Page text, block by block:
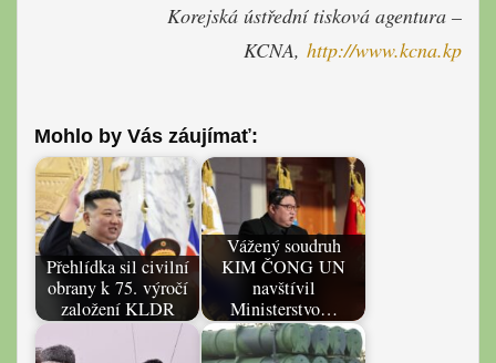
Korejská ústřední tisková agentura –
KCNA, http://www.kcna.kp
Mohlo by Vás záujímať:
Přehlídka sil civilní
obrany k 75. výročí
založení KLDR
Vážený soudruh
KIM ČONG UN
navštívil
Ministerstvo…